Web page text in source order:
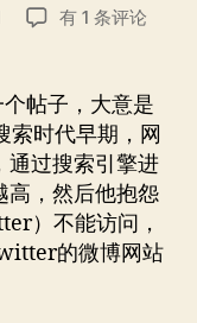
碎
秩
序
的
较
量
有 1 条评论
个帖子，大意是
索时代早期，网
通过搜索引擎进
高，然后他抱怨
）不能访问，
的微博网站